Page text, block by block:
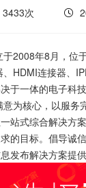
3433次
年8月，位
HDMI连接器、
于一体的电子科技
核心，以服务
站式综合解决方
的目标。倡导诚
发布解决方案提